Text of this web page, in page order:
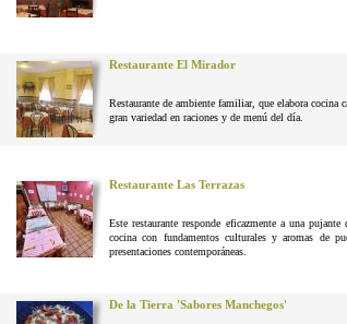
Restaurante El Mirador
Restaurante de ambiente familiar, que elabora cocina
gran variedad en raciones y de menú del día.
Restaurante Las Terrazas
Este restaurante responde eficazmente a una
cocina con fundamentos culturales y aromas de
presentaciones contemporáneas.
De la Tierra 'Sabores Manchegos'